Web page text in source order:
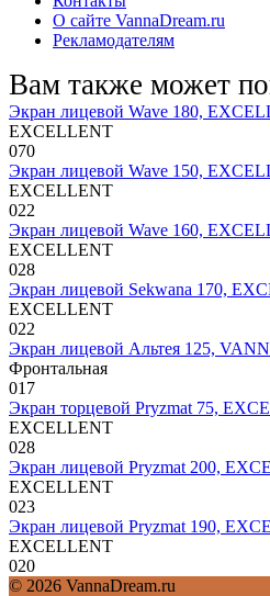
О сайте VannaDream.ru
Рекламодателям
Вам также может
Экран лицевой Wave 180,
EXCELLENT
070
Экран лицевой Wave 150,
EXCELLENT
022
Экран лицевой Wave 160,
EXCELLENT
028
Экран лицевой Sekwana 170,
EXCELLENT
022
Экран лицевой Альтея 125,
Фронтальная
017
Экран торцевой Pryzmat 75,
EXCELLENT
028
Экран лицевой Pryzmat 200,
EXCELLENT
023
Экран лицевой Pryzmat 190,
EXCELLENT
020
© 2026 VannaDream.ru